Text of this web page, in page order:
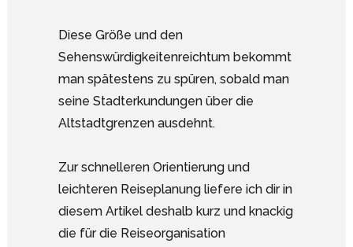
Diese Größe und den
Sehenswürdigkeitenreichtum bekommt
man spätestens zu spüren, sobald man
seine Stadterkundungen über die
Altstadtgrenzen ausdehnt.
Zur schnelleren Orientierung und
leichteren Reiseplanung liefere ich dir in
diesem Artikel deshalb kurz und knackig
die für die Reiseorganisation